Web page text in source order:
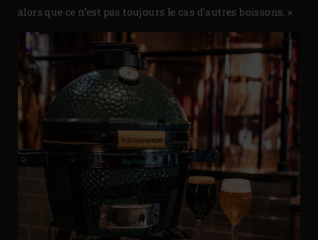
alors que ce n’est pas toujours le cas d’autres boissons. »